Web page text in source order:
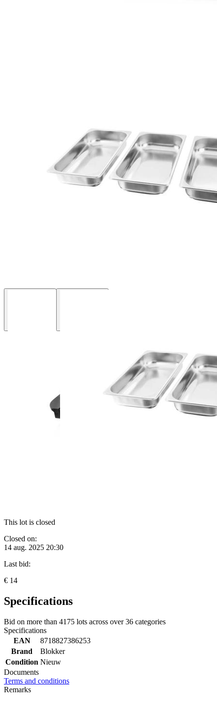
This lot is closed
Closed on:
14 aug. 2025 20:30
Last bid:
€ 14
Specifications
Bid on more than 4175 lots across over36 categories
Specifications
EAN
8718827386253
Brand
Blokker
Condition Nieuw
Documents
Terms and conditions
Remarks